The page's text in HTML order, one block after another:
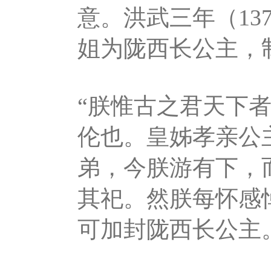
意。洪武三年（
姐为陇西长公主，
“朕惟古之君天下
伦也。皇姊孝亲公
弟，今朕游有下
其祀。然朕每怀感
可加封陇西长公主